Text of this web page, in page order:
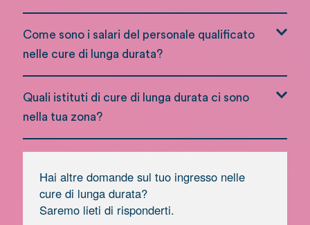
Come sono i salari del personale qualificato
nelle cure di lunga durata?
Quali istituti di cure di lunga durata ci sono
nella tua zona?
Hai altre domande sul tuo ingresso nelle
cure di lunga durata?
Saremo lieti di risponderti.